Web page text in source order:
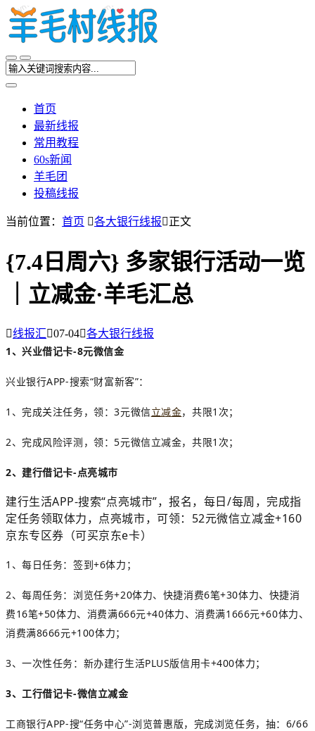
首页
最新线报
常用教程
60s新闻
羊毛团
投稿线报
当前位置： 首页 各大银行线报正文
{7.4日周六} 多家银行活动一览
｜立减金·羊毛汇总
线报汇07-04各大银行线报
1、兴业借记卡-8元微信金
兴业银行APP-搜索“财富新客”：
1、完成关注任务，领：3元微信立减金，共限1次；
2、完成风险评测，领：5元微信立减金，共限1次；
2、建行借记卡-点亮城市
建行生活APP-搜索“点亮城市”，报名，每日/每周，完成指
定任务领取体力，点亮城市，可领：52元微信立减金+160
京东专区券（可买京东e卡）
1、每日任务：签到+6体力；
2、每周任务：浏览任务+20体力、快捷消费6笔+30体力、快捷消
费16笔+50体力、消费满666元+40体力、消费满1666元+60体力、
消费满8666元+100体力；
3、一次性任务：新办建行生活PLUS版信用卡+400体力；
3、工行借记卡-微信立减金
工商银行APP-搜“任务中心”-浏览普惠版，完成浏览任务，抽：6/66